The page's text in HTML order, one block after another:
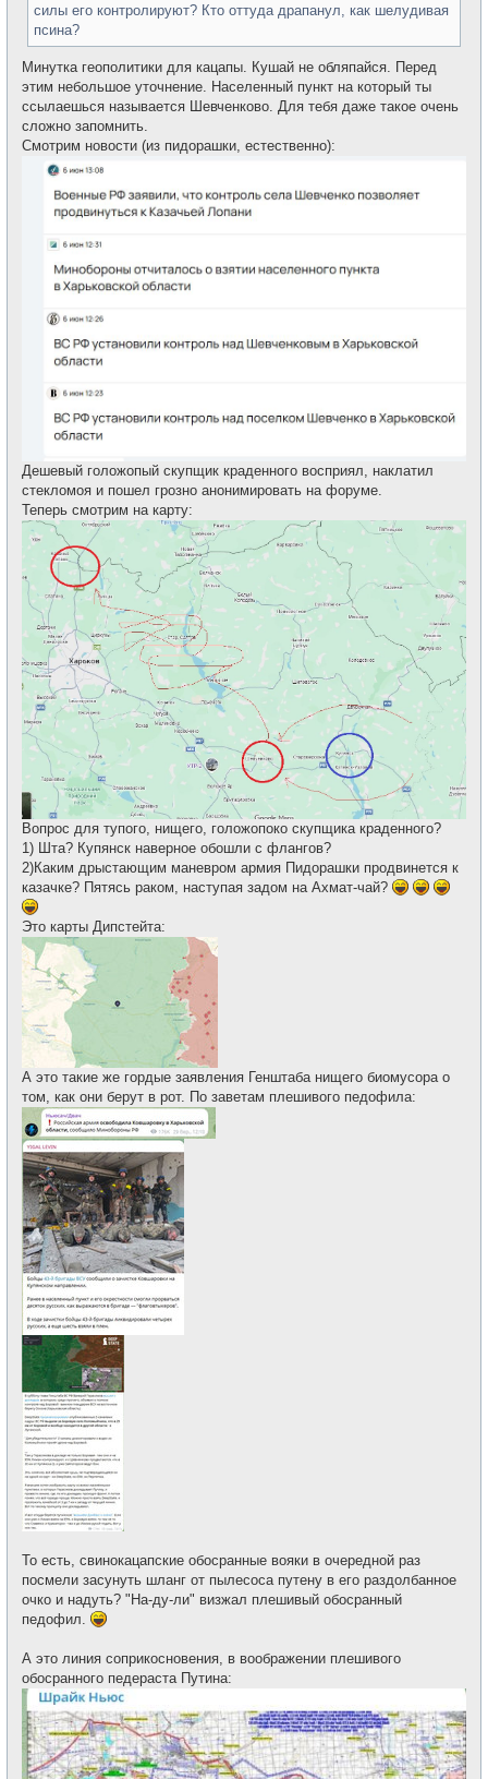
силы его контролируют? Кто оттуда драпанул, как шелудивая
псина?
Минутка геополитики для кацапы. Кушай не обляпайся. Перед
этим небольшое уточнение. Населенный пункт на который ты
ссылаешься называется Шевченково. Для тебя даже такое очень
сложно запомнить.
Смотрим новости (из пидорашки, естественно):
Дешевый голожопый скупщик краденного восприял, наклатил
стекломоя и пошел грозно анонимировать на форуме.
Теперь смотрим на карту:
Вопрос для тупого, нищего, голожопоко скупщика краденного?
1) Шта? Купянск наверное обошли с флангов?
2)Каким дрыстающим маневром армия Пидорашки продвинется к
казачке? Пятясь раком, наступая задом на Ахмат-чай?
Это карты Дипстейта:
А это такие же гордые заявления Генштаба нищего биомусора о
том, как они берут в рот. По заветам плешивого педофила:
То есть, свинокацапские обосранные вояки в очередной раз
посмели засунуть шланг от пылесоса путену в его раздолбанное
очко и надуть? "На-ду-ли" визжал плешивый обосранный
педофил.
А это линия соприкосновения, в воображении плешивого
обосранного педераста Путина: